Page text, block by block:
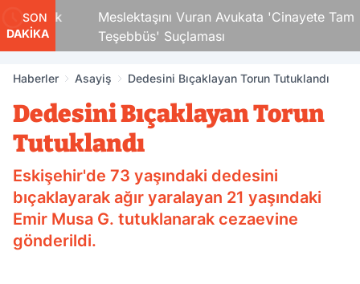
SON
DAKİKA
Meslektaşını Vuran Avukata 'Cinayete Tam
Teşebbüs' Suçlaması
Haberler Asayiş Dedesini Bıçaklayan Torun Tutuklandı
Dedesini Bıçaklayan Torun
Tutuklandı
Eskişehir'de 73 yaşındaki dedesini
bıçaklayarak ağır yaralayan 21 yaşındaki
Emir Musa G. tutuklanarak cezaevine
gönderildi.